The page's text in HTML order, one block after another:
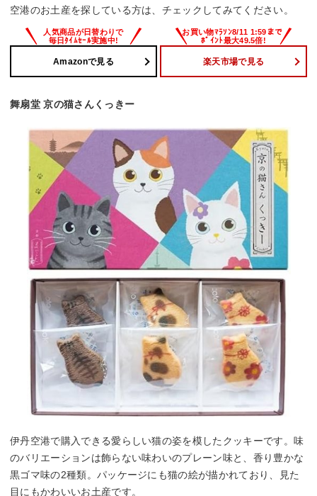
空港のお土産を探している方は、チェックしてみてください。
Amazonで見る 楽天市場で見る
舞扇堂 京の猫さんくっきー
伊丹空港で購入できる愛らしい猫の姿を模したクッキーです。味
のバリエーションは飾らない味わいのプレーン味と、香り豊かな
黒ゴマ味の2種類。パッケージにも猫の絵が描かれており、見た
目にもかわいいお土産です。